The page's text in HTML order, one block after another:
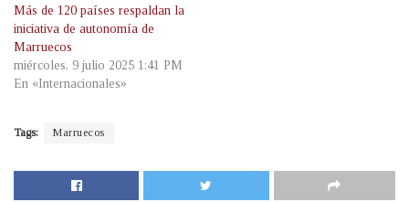
Más de 120 países respaldan la
iniciativa de autonomía de
Marruecos
miércoles, 9 julio 2025 1:41 PM
En «Internacionales»
Tags: Marruecos